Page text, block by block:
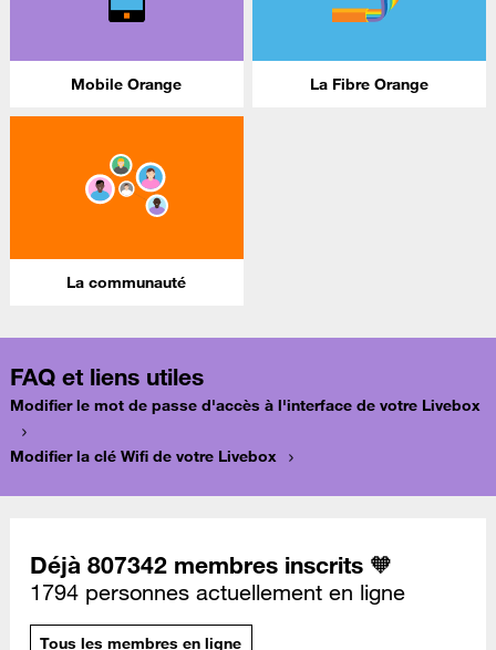
Mobile Orange La Fibre Orange
La communauté
FAQ et liens utiles
Modifier le mot de passe d'accès à l'interface de votre Livebox
Modifier la clé Wifi de votre Livebox
Déjà 807342 membres inscrits 🧡
1794 personnes actuellement en ligne
Tous les membres en ligne